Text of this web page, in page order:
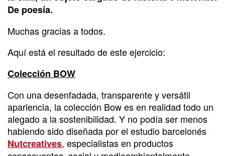
De poesía.
Muchas gracias a todos.
Aquí está el resultado de este ejercicio:
Colección BOW
Con una desenfadada, transparente y versátil
apariencia, la colección Bow es en realidad todo un
alegado a la sostenibilidad. Y no podía ser menos
habiendo sido diseñada por el estudio barcelonés
Nutcreatives, especialistas en productos